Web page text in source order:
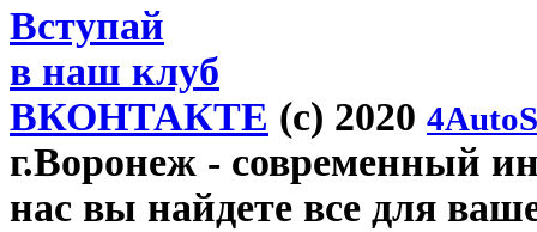
Вступай
в наш клуб
ВКОНТАКТЕ (c) 2020
г.Воронеж - современный
нас вы найдете все для